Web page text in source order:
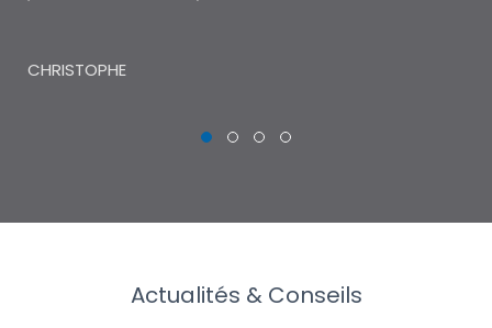
CHRISTOPHE
Actualités & Conseils